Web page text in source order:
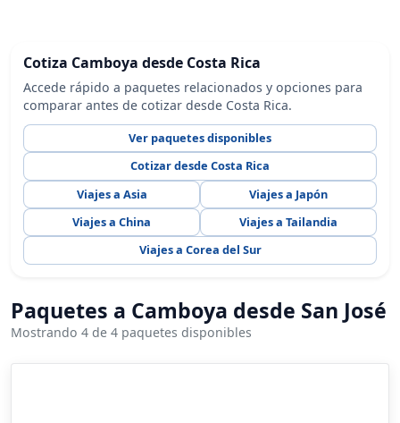
Cotiza Camboya desde Costa Rica
Accede rápido a paquetes relacionados y opciones para
comparar antes de cotizar desde Costa Rica.
Ver paquetes disponibles
Cotizar desde Costa Rica
Viajes a Asia
Viajes a Japón
Viajes a China
Viajes a Tailandia
Viajes a Corea del Sur
Paquetes a Camboya desde San José
Mostrando 4 de 4 paquetes disponibles